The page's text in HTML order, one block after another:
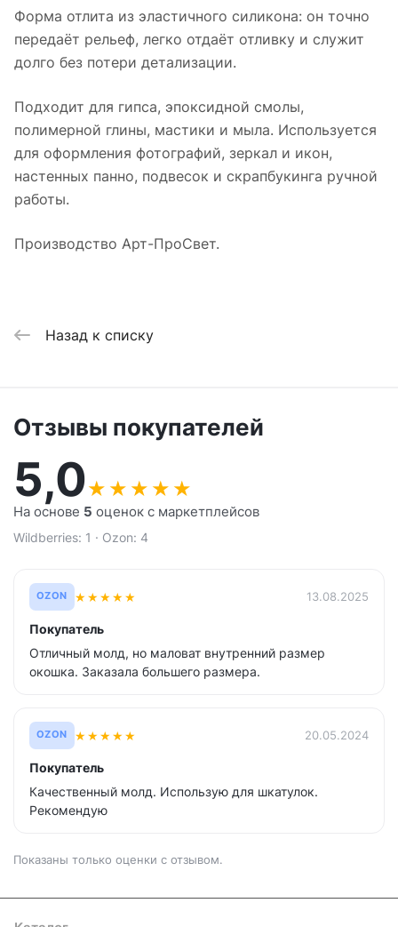
Форма отлита из эластичного силикона: он точно
передаёт рельеф, легко отдаёт отливку и служит
долго без потери детализации.
Подходит для гипса, эпоксидной смолы,
полимерной глины, мастики и мыла. Используется
для оформления фотографий, зеркал и икон,
настенных панно, подвесок и скрапбукинга ручной
работы.
Производство Арт-ПроСвет.
Назад к списку
Отзывы покупателей
5,0★ ★ ★ ★ ★
На основе 5 оценок с маркетплейсов
Wildberries: 1 · Ozon: 4
OZON ★★★★★ 13.08.2025
Покупатель
Отличный молд, но маловат внутренний размер
окошка. Заказала большего размера.
OZON ★★★★★ 20.05.2024
Покупатель
Качественный молд. Использую для шкатулок.
Рекомендую
Показаны только оценки с отзывом.